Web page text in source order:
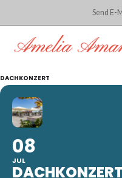
Send E-
DACHKONZERT
08
JUL